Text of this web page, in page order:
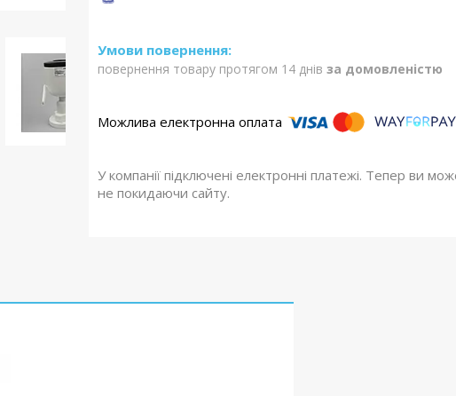
повернення товару протягом 14 днів за домовленістю
У компанії підключені електронні платежі. Тепер ви
не покидаючи сайту.